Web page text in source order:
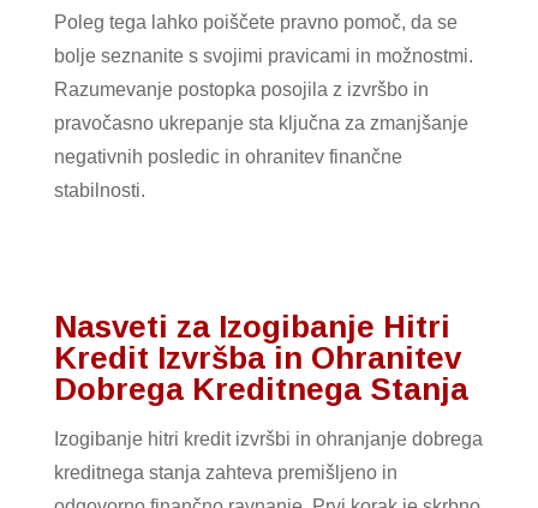
Poleg tega lahko poiščete pravno pomoč, da se
bolje seznanite s svojimi pravicami in možnostmi.
Razumevanje postopka posojila z izvršbo in
pravočasno ukrepanje sta ključna za zmanjšanje
negativnih posledic in ohranitev finančne
stabilnosti.
Nasveti za Izogibanje Hitri
Kredit Izvršba in Ohranitev
Dobrega Kreditnega Stanja
Izogibanje hitri kredit izvršbi in ohranjanje dobrega
kreditnega stanja zahteva premišljeno in